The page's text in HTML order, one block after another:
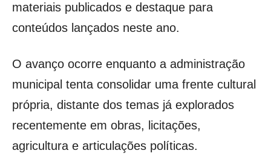
materiais publicados e destaque para
conteúdos lançados neste ano.
O avanço ocorre enquanto a administração
municipal tenta consolidar uma frente cultural
própria, distante dos temas já explorados
recentemente em obras, licitações,
agricultura e articulações políticas.